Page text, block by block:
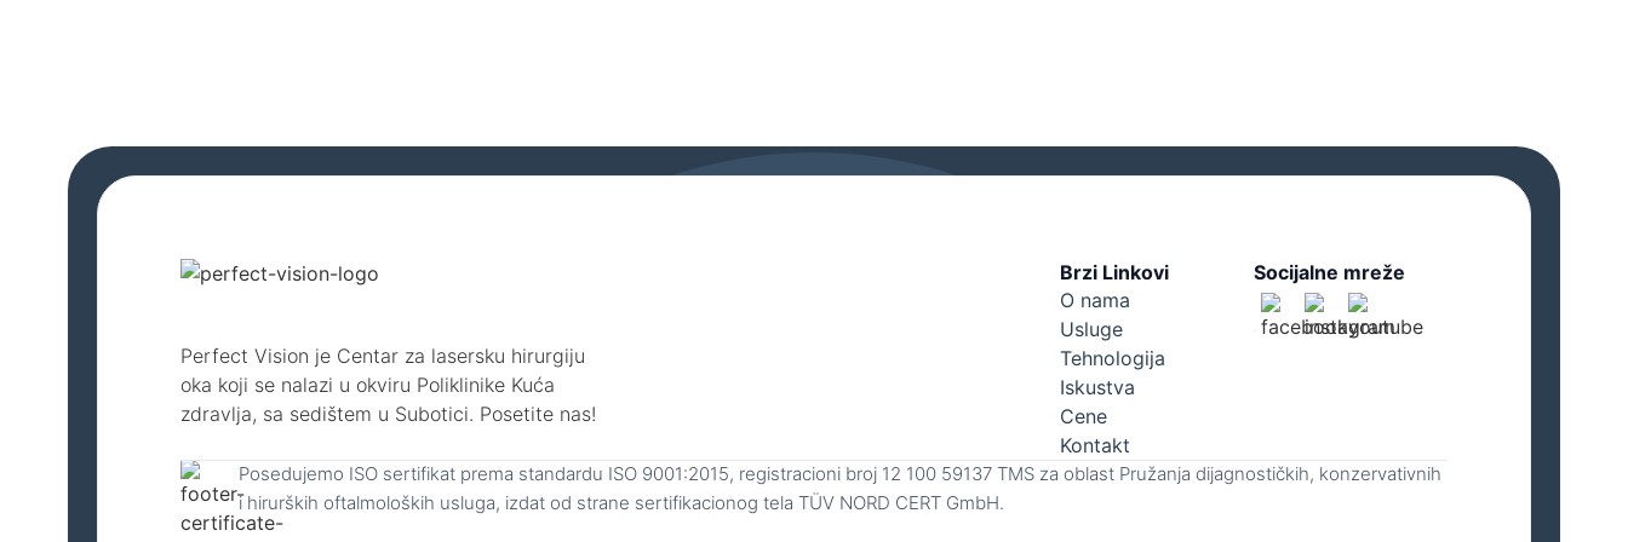
Perfect Vision je Centar za lasersku hirurgiju
oka koji se nalazi u okviru Poliklinike Kuća
zdravlja, sa sedištem u Subotici. Posetite nas!
Brzi Linkovi
O nama
Usluge
Tehnologija
Iskustva
Cene
Kontakt
Socijalne mreže
Posedujemo ISO sertifikat prema standardu ISO 9001:2015, registracioni broj 12 100 59137 TMS za oblast Pružanja dijagnostičkih, konzervativnih
i hirurških oftalmoloških usluga, izdat od strane sertifikacionog tela TÜV NORD CERT GmbH.